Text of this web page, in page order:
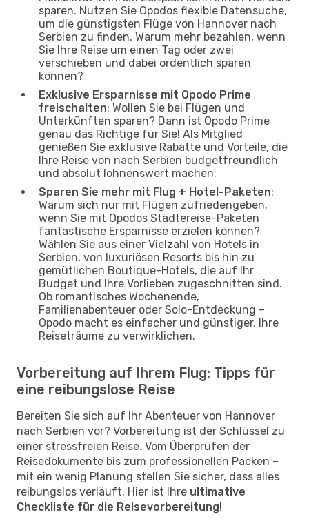
sparen. Nutzen Sie Opodos flexible Datensuche,
um die günstigsten Flüge von Hannover nach
Serbien zu finden. Warum mehr bezahlen, wenn
Sie Ihre Reise um einen Tag oder zwei
verschieben und dabei ordentlich sparen
können?
Exklusive Ersparnisse mit Opodo Prime
freischalten: Wollen Sie bei Flügen und
Unterkünften sparen? Dann ist Opodo Prime
genau das Richtige für Sie! Als Mitglied
genießen Sie exklusive Rabatte und Vorteile, die
Ihre Reise von nach Serbien budgetfreundlich
und absolut lohnenswert machen.
Sparen Sie mehr mit Flug + Hotel-Paketen:
Warum sich nur mit Flügen zufriedengeben,
wenn Sie mit Opodos Städtereise-Paketen
fantastische Ersparnisse erzielen können?
Wählen Sie aus einer Vielzahl von Hotels in
Serbien, von luxuriösen Resorts bis hin zu
gemütlichen Boutique-Hotels, die auf Ihr
Budget und Ihre Vorlieben zugeschnitten sind.
Ob romantisches Wochenende,
Familienabenteuer oder Solo-Entdeckung –
Opodo macht es einfacher und günstiger, Ihre
Reiseträume zu verwirklichen.
Vorbereitung auf Ihrem Flug: Tipps für
eine reibungslose Reise
Bereiten Sie sich auf Ihr Abenteuer von Hannover
nach Serbien vor? Vorbereitung ist der Schlüssel zu
einer stressfreien Reise. Vom Überprüfen der
Reisedokumente bis zum professionellen Packen –
mit ein wenig Planung stellen Sie sicher, dass alles
reibungslos verläuft. Hier ist Ihre ultimative
Checkliste für die Reisevorbereitung!